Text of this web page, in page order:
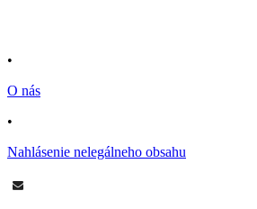
•
O nás
•
Nahlásenie nelegálneho obsahu